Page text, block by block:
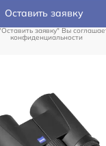
Оставить заявку
заявку" Вы
конфиденциальности